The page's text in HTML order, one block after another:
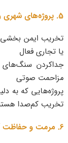
5. پروژه‌های شهری و داخلی با فضای محدود
تخریب ایمن بخشی
یا تجاری فعال
جداکردن سنگ‌های
مزاحمت صوتی
پروژه‌هایی که به
تخریب کم‌صدا
6. مرمت و حفاظت آثار تاریخی